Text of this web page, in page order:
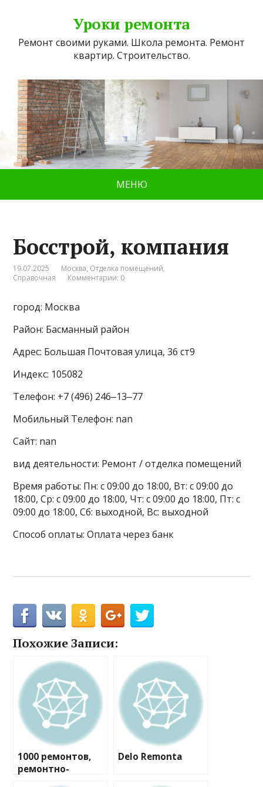
Уроки ремонта
Ремонт своими руками. Школа ремонта. Ремонт
квартир. Строительство.
МЕНЮ
Босстрой, компания
19.07.2025 Москва, Отделка помещений,
Справочная
Комментарии: 0
город: Москва
Район: Басманный район
Адрес: Большая Почтовая улица, 36 ст9
Индекс: 105082
Телефон: +7 (496) 246‒13‒77
Мобильный Телефон: nan
Сайт: nan
вид деятельности: Ремонт / отделка помещений
Время работы: Пн: с 09:00 до 18:00, Вт: с 09:00 до
18:00, Ср: с 09:00 до 18:00, Чт: с 09:00 до 18:00, Пт: с
09:00 до 18:00, Сб: выходной, Вс: выходной
Способ оплаты: Оплата через банк
Похожие Записи:
1000 ремонтов,
ремонтно-
Delo Remonta